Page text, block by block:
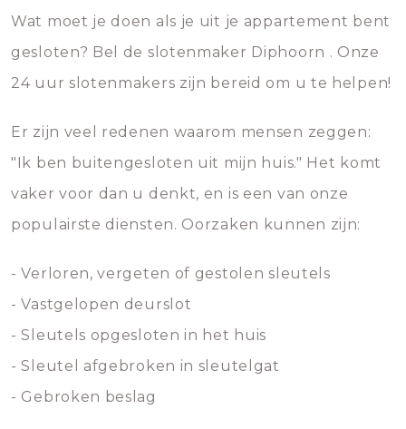
Wat moet je doen als je uit je appartement bent
gesloten? Bel de slotenmaker Diphoorn . Onze
24 uur slotenmakers zijn bereid om u te helpen!
Er zijn veel redenen waarom mensen zeggen:
"Ik ben buitengesloten uit mijn huis." Het komt
vaker voor dan u denkt, en is een van onze
populairste diensten. Oorzaken kunnen zijn:
- Verloren, vergeten of gestolen sleutels
- Vastgelopen deurslot
- Sleutels opgesloten in het huis
- Sleutel afgebroken in sleutelgat
- Gebroken beslag